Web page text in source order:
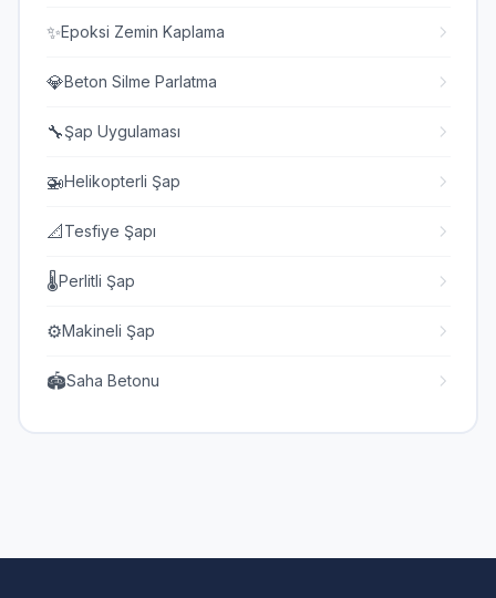
✨Epoksi Zemin Kaplama
💎Beton Silme Parlatma
🔧Şap Uygulaması
🚁Helikopterli Şap
📐 Tesfiye Şapı
🌡️Perlitli Şap
⚙️Makineli Şap
🏟️Saha Betonu